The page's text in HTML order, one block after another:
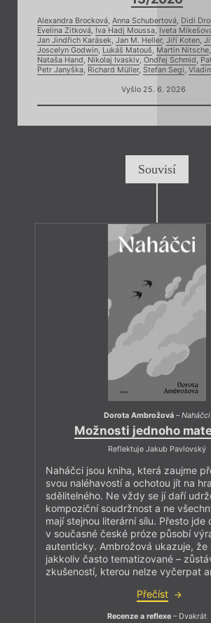
Alexandra Brocková, Anna Schubertová, Didi
Evelina Zitková, Iva Hadj Moussa, Iveta
Jan Jindřich Karásek, Jan M. Heller, Jiří Koten,
Joscelyn Godwin, Lukáš Matouš, Martin Nitsche,
Nataša Hand, Nikolaj Ivaskiv, Ondřej Schmid,
Petr Janyška, Richard Müller, Stefan Segi,
Vyšlo 25. 6. 2026
Souvisí
Dorota Ambrožová –Naháčci
Možnosti jednoho
Reflektuje Jakub Pavlovský
Naháčci jsou kniha, která zaujme
svou naléhavostí a ochotou jít na
sdělitelného. Ne vždy se jí daří
kompoziční soudržnost a ne
mají stejnou literární sílu. Přesto jde
v současné české próze působí
autenticky. Ambrožová ukazuje, že
jakkoliv často tematizované –
zkušeností, kterou nelze vyčerpat
Přečíst
Recenze a reflexe – Dvakrát